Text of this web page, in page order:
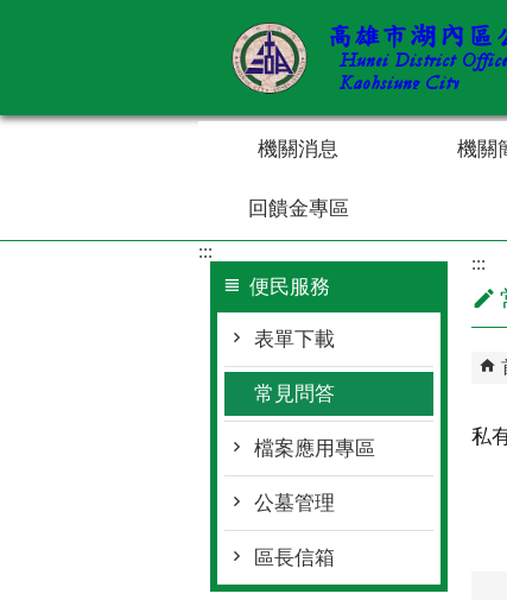
機關消息 機關
回饋金專區
:::
便民服務
表單下載
常見問答
檔案應用專區
公墓管理
區長信箱
:::
私